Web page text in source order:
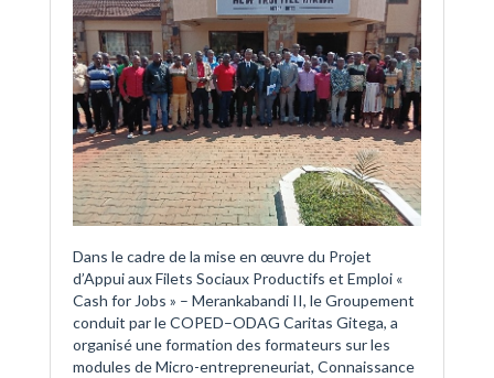
Dans le cadre de la mise en œuvre du Projet
d’Appui aux Filets Sociaux Productifs et Emploi «
Cash for Jobs » – Merankabandi II, le Groupement
conduit par le COPED–ODAG Caritas Gitega, a
organisé une formation des formateurs sur les
modules de Micro-entrepreneuriat, Connaissance